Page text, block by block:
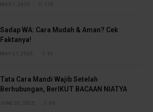
MAY 1, 2025 112
Sadap WA: Cara Mudah & Aman? Cek
Faktanya!
MAY 27, 2025 91
Tata Cara Mandi Wajib Setelah
Berhubungan, BerIKUT BACAAN NIATYA
JUNE 20, 2025 85